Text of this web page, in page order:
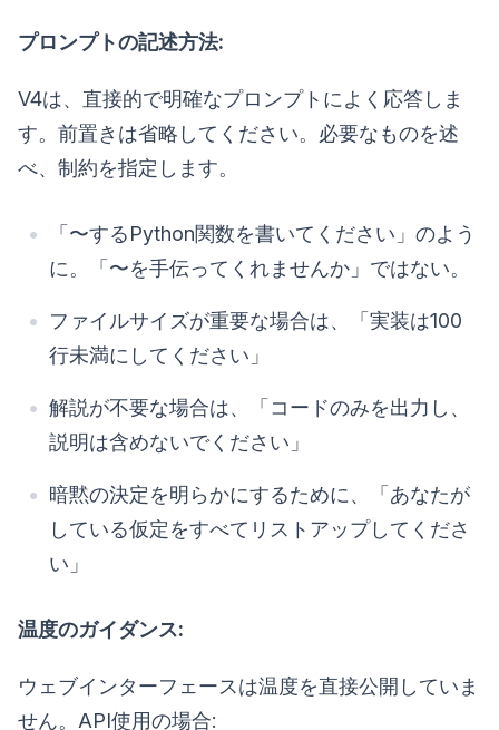
プロンプトの記述方法:
V4は、直接的で明確なプロンプトによく応答しま
す。前置きは省略してください。必要なものを述
べ、制約を指定します。
「〜するPython関数を書いてください」のよう
に。「〜を手伝ってくれませんか」ではない。
ファイルサイズが重要な場合は、「実装は100
行未満にしてください」
解説が不要な場合は、「コードのみを出力し、
説明は含めないでください」
暗黙の決定を明らかにするために、「あなたが
している仮定をすべてリストアップしてくださ
い」
温度のガイダンス:
ウェブインターフェースは温度を直接公開していま
せん。API使用の場合: